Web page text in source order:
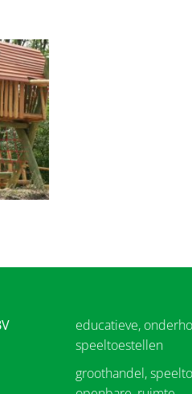
educatieve,
speeltoestellen
groothandel,